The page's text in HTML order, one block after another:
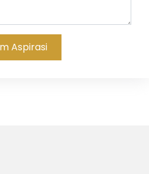
Aspirasi